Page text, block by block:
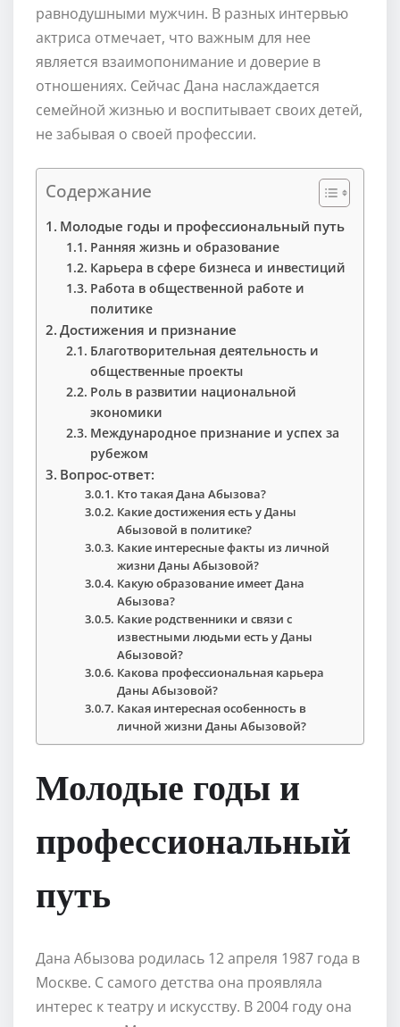
равнодушными мужчин. В разных интервью
актриса отмечает, что важным для нее
является взаимопонимание и доверие в
отношениях. Сейчас Дана наслаждается
семейной жизнью и воспитывает своих детей,
не забывая о своей профессии.
Содержание
Молодые годы и профессиональный путь
Ранняя жизнь и образование
Карьера в сфере бизнеса и инвестиций
Работа в общественной работе и
политике
Достижения и признание
Благотворительная деятельность и
общественные проекты
Роль в развитии национальной
экономики
Международное признание и успех за
рубежом
Вопрос-ответ:
Кто такая Дана Абызова?
Какие достижения есть у Даны
Абызовой в политике?
Какие интересные факты из личной
жизни Даны Абызовой?
Какую образование имеет Дана
Абызова?
Какие родственники и связи с
известными людьми есть у Даны
Абызовой?
Какова профессиональная карьера
Даны Абызовой?
Какая интересная особенность в
личной жизни Даны Абызовой?
Молодые годы и
профессиональный
путь
Дана Абызова родилась 12 апреля 1987 года в
Москве. С самого детства она проявляла
интерес к театру и искусству. В 2004 году она